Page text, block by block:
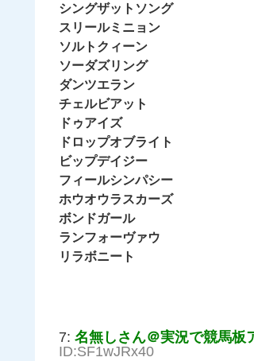
シングザットソング
スリールミニョン
ソルトクィーン
ソーダズリング
ダンツエラン
チェルビアット
ドゥアイズ
ドロップオブライト
ビップデイジー
フィールシンパシー
ホウオウラスカーズ
ボンドガール
ランフォーヴァウ
リラボニート
7: 名無しさん＠実況で競馬板
ID:SF1wJRx40